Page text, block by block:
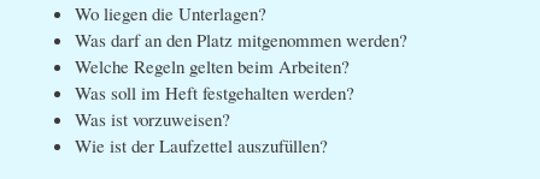
Wo liegen die Unterlagen?
Was darf an den Platz mitgenommen werden?
Welche Regeln gelten beim Arbeiten?
Was soll im Heft festgehalten werden?
Was ist vorzuweisen?
Wie ist der Laufzettel auszufüllen?